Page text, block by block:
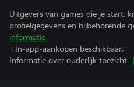
Uitgevers van games die je start,
profielgegevens en bijbehorende
informatie
+In-app-aankopen beschikbaar.
Informatie over ouderlijk toezicht.